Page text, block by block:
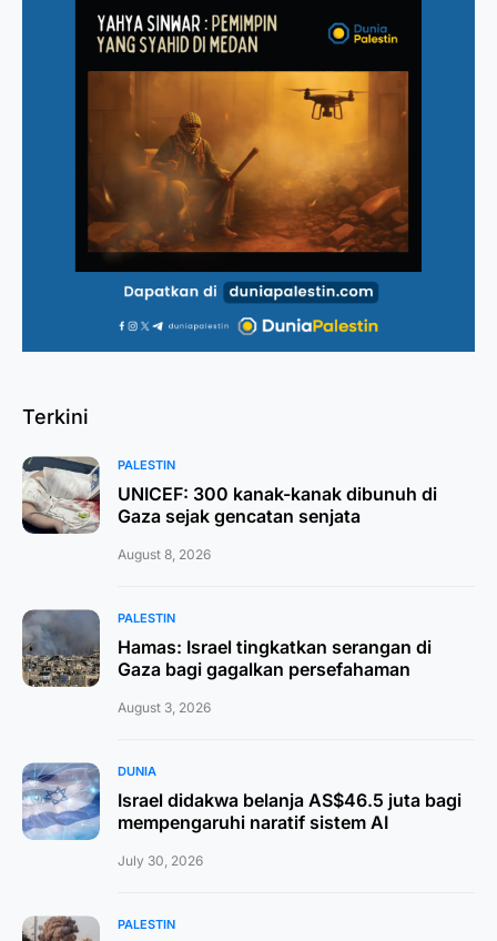
Terkini
PALESTIN
UNICEF: 300 kanak-kanak dibunuh di
Gaza sejak gencatan senjata
August 8, 2026
PALESTIN
Hamas: Israel tingkatkan serangan di
Gaza bagi gagalkan persefahaman
August 3, 2026
DUNIA
Israel didakwa belanja AS$46.5 juta bagi
mempengaruhi naratif sistem AI
July 30, 2026
PALESTIN